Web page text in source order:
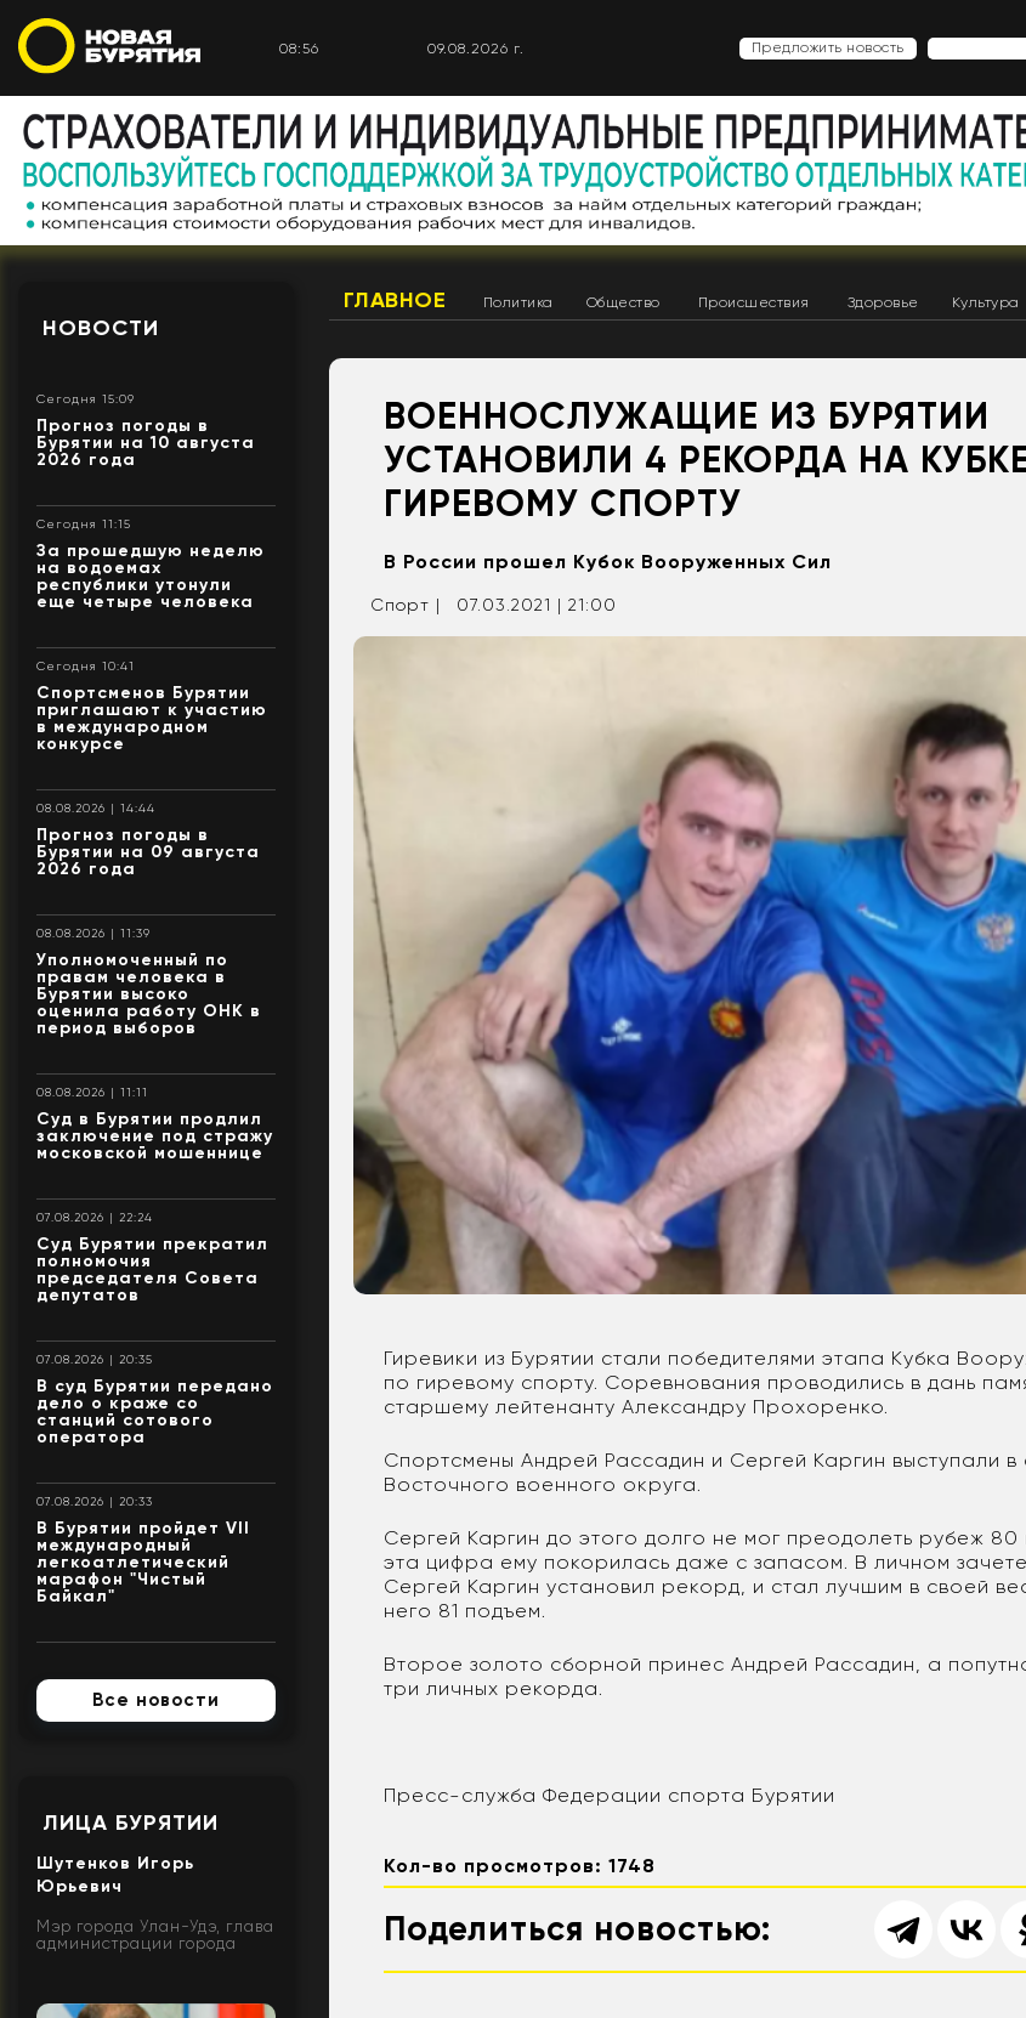
08:56 09.08.2026 г. Предложить новость
НОВОСТИ
Сегодня 15:09
Прогноз погоды в
Бурятии на 10 августа
2026 года
Сегодня 11:15
За прошедшую неделю
на водоемах
республики утонули
еще четыре человека
Сегодня 10:41
Спортсменов Бурятии
приглашают к участию
в международном
конкурсе
08.08.2026 | 14:44
Прогноз погоды в
Бурятии на 09 августа
2026 года
08.08.2026 | 11:39
Уполномоченный по
правам человека в
Бурятии высоко
оценила работу ОНК в
период выборов
08.08.2026 | 11:11
Суд в Бурятии продлил
заключение под стражу
московской мошеннице
07.08.2026 | 22:24
Суд Бурятии прекратил
полномочия
председателя Совета
депутатов
07.08.2026 | 20:35
В суд Бурятии передано
дело о краже со
станций сотового
оператора
07.08.2026 | 20:33
В Бурятии пройдет VII
международный
легкоатлетический
марафон "Чистый
Байкал"
Все новости
ЛИЦА БУРЯТИИ
Шутенков Игорь
Юрьевич
Мэр города Улан-Удэ, глава
администрации города
ГЛАВНОЕ Политика Общество Происшествия Здоровье Культура
ВОЕННОСЛУЖАЩИЕ ИЗ БУРЯТИИ
УСТАНОВИЛИ 4 РЕКОРДА НА
ГИРЕВОМУ СПОРТУ
В России прошел Кубок Вооруженных Сил
Спорт | 07.03.2021 | 21:00
Гиревики из Бурятии стали победителями этапа Кубка
по гиревому спорту. Соревнования проводились в дань
старшему лейтенанту Александру Прохоренко.
Спортсмены Андрей Рассадин и Сергей Каргин выступали
Восточного военного округа.
Сергей Каргин до этого долго не мог преодолеть рубеж 80
эта цифра ему покорилась даже с запасом. В личном
Сергей Каргин установил рекорд, и стал лучшим в своей
него 81 подъем.
Второе золото сборной принес Андрей Рассадин, а
три личных рекорда.
Пресс-служба Федерации спорта Бурятии
Кол-во просмотров: 1748
Поделиться новостью: